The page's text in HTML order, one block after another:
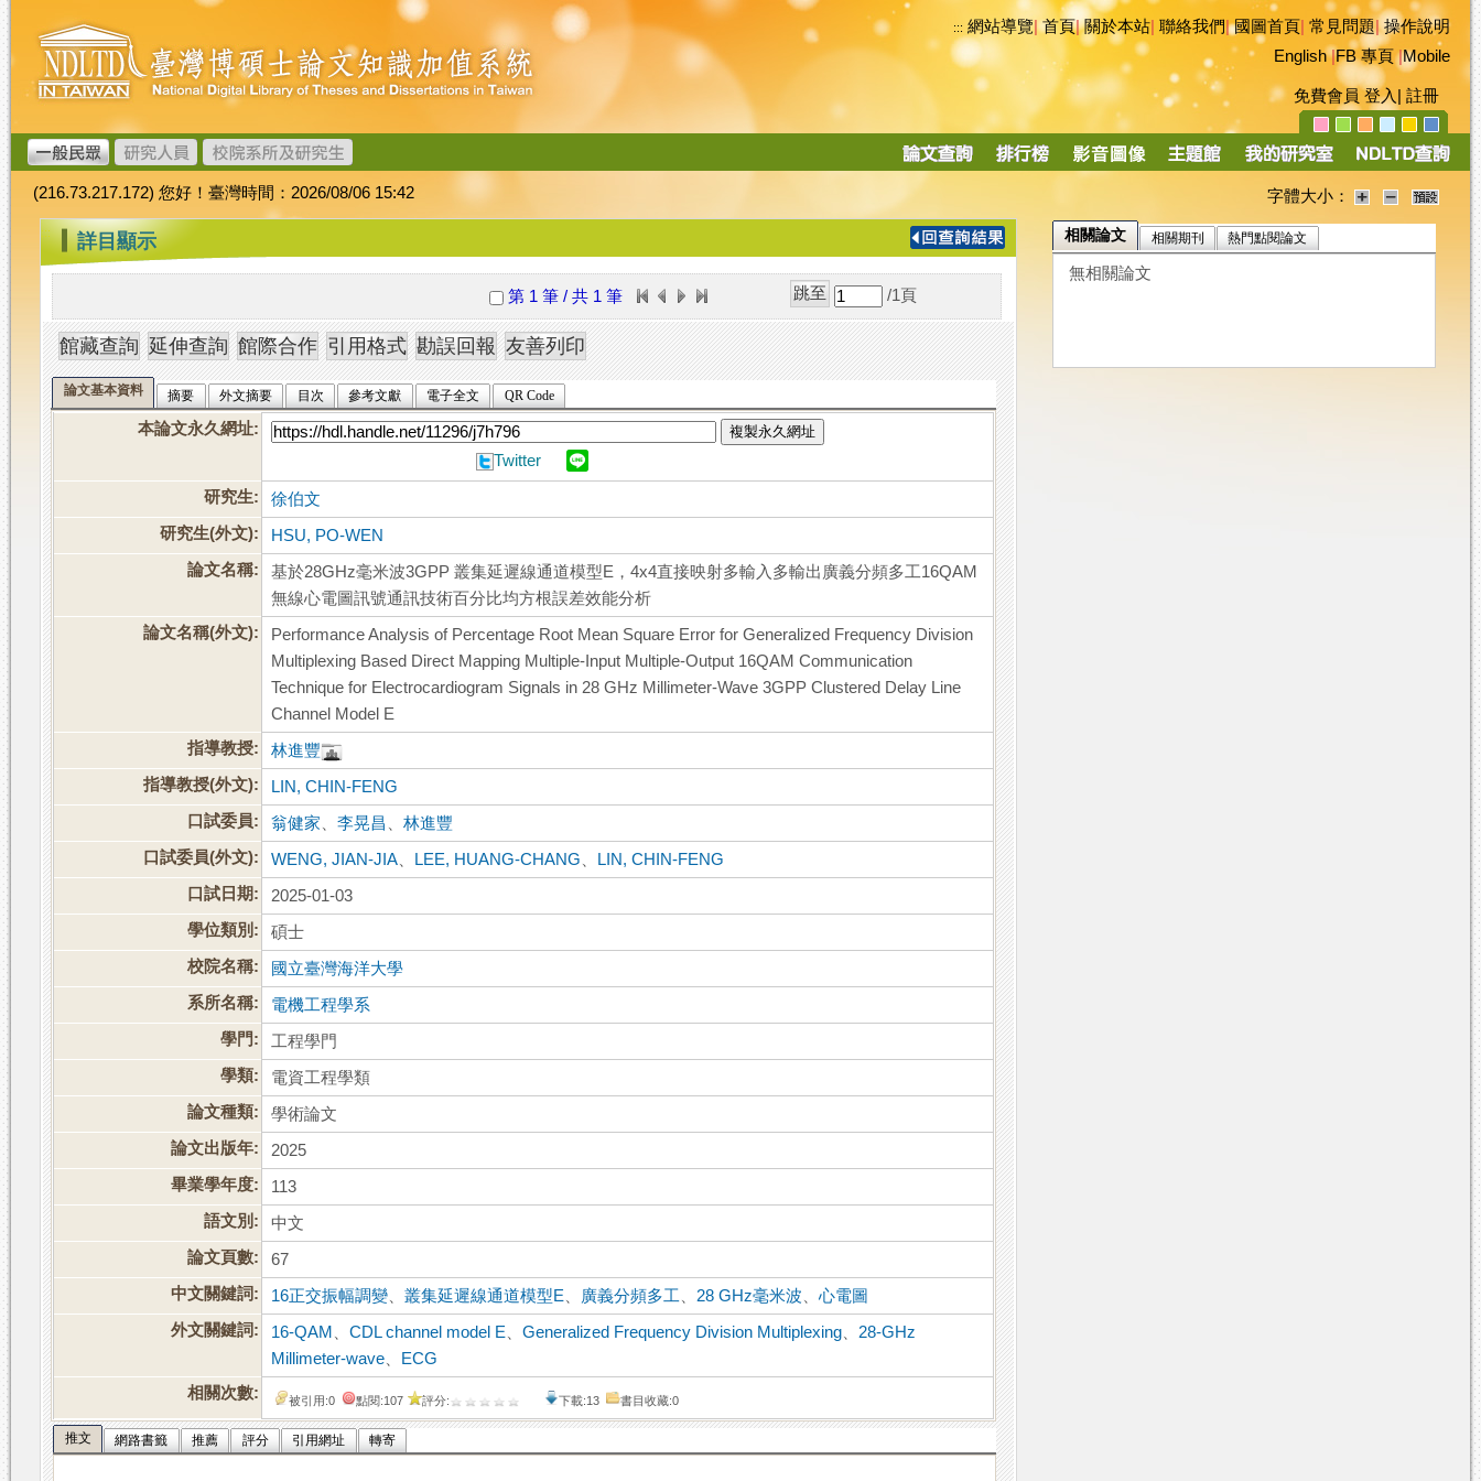
跳
到
主
要
內
容
臺
灣
博
碩
士
論
文
加
值
系
統
::: 網站導覽|首頁|關於本站 聯絡我們|國圖首頁 常見問題|操作說明
English|FB 專頁|Mobile
免費會員 登入 註冊
導
(216.73.217.172) 您好！臺灣時間：2026/08/06 15:42 字體大小：
::: 詳目顯示
第 1 筆 / 共 1 筆 /1 頁
論文基本資料 摘要 外文摘要 目次 參考文獻 電子全文 QR Code
本論文永久網址: 複製永久網址
Twitter
研究生:
徐伯文
研究生(外文):
HSU, PO-WEN
論文名稱:
基於28GHz毫米波3GPP 叢集延遲線通道模型E，4x4直接映射多輸入多輸出廣義分頻多工16QAM
無線心電圖訊號通訊技術百分比均方根誤差效能分析
論文名稱(外文):
Performance Analysis of Percentage Root Mean Square Error for Generalized Frequency Division
Multiplexing Based Direct Mapping Multiple-Input Multiple-Output 16QAM Communication
Technique for Electrocardiogram Signals in 28 GHz Millimeter-Wave 3GPP Clustered Delay Line
Channel Model E
指導教授:
林進豐
指導教授(外文):
LIN, CHIN-FENG
口試委員:
翁健家 、李晃昌 、林進豐
口試委員(外文):
WENG, JIAN-JIA LEE, HUANG-CHANG
LIN, CHIN-FENG
口試日期:
2025-01-03
學位類別:
碩士
校院名稱:
國立臺灣海洋大學
系所名稱:
電機工程學系
學門:
工程學門
學類:
電資工程學類
論文種類:
學術論文
論文出版年:
2025
畢業學年度:
113
語文別:
中文
論文頁數:
67
中文關鍵詞:
16正交振幅調變 、叢集延遲線通道模型E 廣義分頻多工 28 GHz毫米波 、心電圖
外文關鍵詞:
16-QAM 、CDL channel model E 、Generalized Frequency Division Multiplexing
28-GHz
Millimeter-wave
ECG
相關次數:
被引用:0 點閱:107 評分: 下載:13 書目收藏:0
推文 網路書籤 推薦 評分 引用網址 轉寄
相關論文 相關期刊 熱門點閱論文
無相關論文